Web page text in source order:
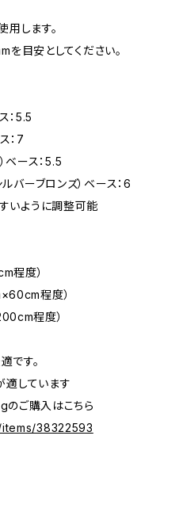
します。
目安としてください。
：5.5
：7
ベース：5.5
バーブロンズ）ベース：6
いように調整可能
程度）
程度）
程度）
です。
しています
ご購入はこちら
38322593